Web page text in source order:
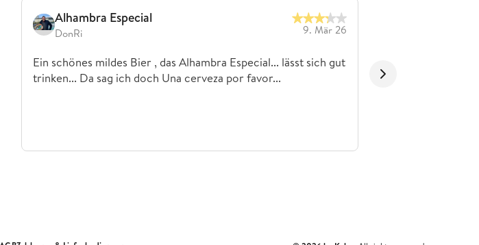
Alhambra Especial
DonRi 9. Mär 26
Ein schönes mildes Bier , das Alhambra Especial... lässt sich gut
trinken... Da sag ich doch Una cerveza por favor...
frisch und